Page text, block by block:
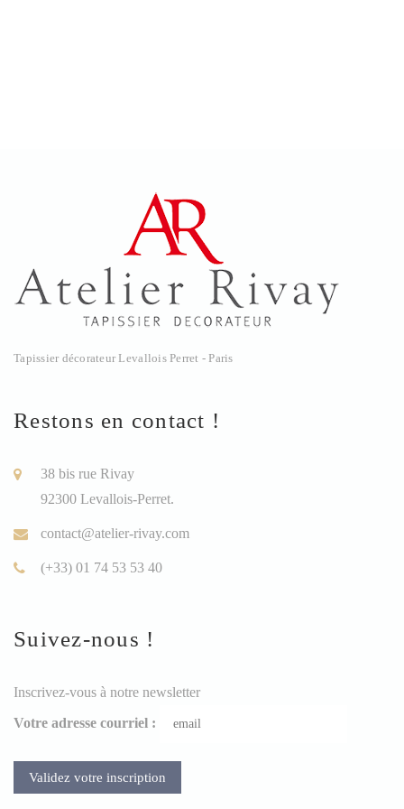
Tapissier décorateur Levallois Perret - Paris
Restons en contact !
38 bis rue Rivay
92300 Levallois-Perret.
contact@atelier-rivay.com
(+33) 01 74 53 53 40
Suivez-nous !
Inscrivez-vous à notre newsletter
Votre adresse courriel :